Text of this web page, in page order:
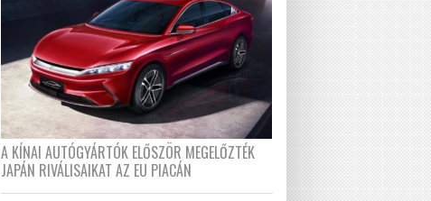
A KÍNAI AUTÓGYÁRTÓK ELŐSZÖR MEGELŐZTÉK
JAPÁN RIVÁLISAIKAT AZ EU PIACÁN